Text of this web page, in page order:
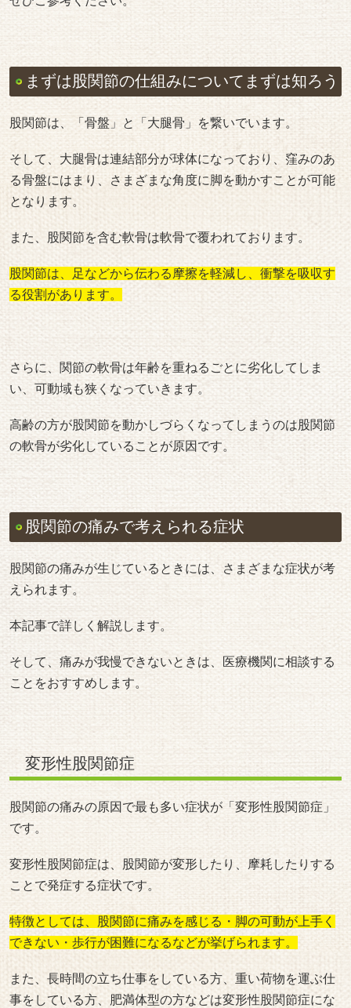
まずは股関節の仕組みについてまずは知ろう
股関節は、「骨盤」と「大腿骨」を繋いでいます。
そして、大腿骨は連結部分が球体になっており、窪みのあ
る骨盤にはまり、さまざまな角度に脚を動かすことが可能
となります。
また、股関節を含む軟骨は軟骨で覆われております。
股関節は、足などから伝わる摩擦を軽減し、衝撃を吸収す
る役割があります。
さらに、関節の軟骨は年齢を重ねるごとに劣化してしま
い、可動域も狭くなっていきます。
高齢の方が股関節を動かしづらくなってしまうのは股関節
の軟骨が劣化していることが原因です。
股関節の痛みで考えられる症状
股関節の痛みが生じているときには、さまざまな症状が考
えられます。
本記事で詳しく解説します。
そして、痛みが我慢できないときは、医療機関に相談する
ことをおすすめします。
変形性股関節症
股関節の痛みの原因で最も多い症状が「変形性股関節症」
です。
変形性股関節症は、股関節が変形したり、摩耗したりする
ことで発症する症状です。
特徴としては、股関節に痛みを感じる・脚の可動が上手く
できない・歩行が困難になるなどが挙げられます。
また、長時間の立ち仕事をしている方、重い荷物を運ぶ仕
事をしている方、肥満体型の方などは変形性股関節症にな